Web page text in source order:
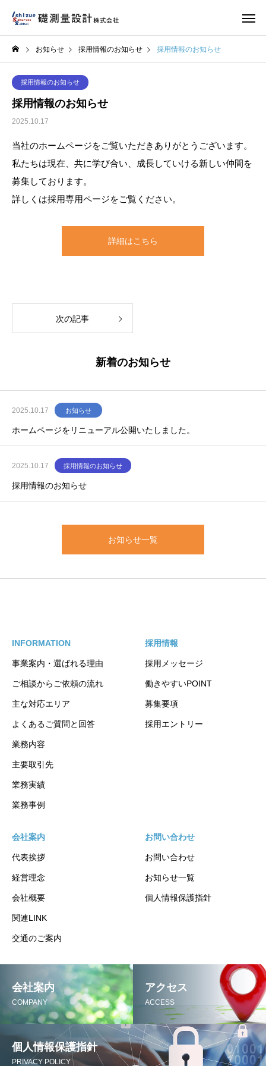
お知らせ 採用情報のお知らせ 採用情報のお知らせ
採用情報のお知らせ
採用情報のお知らせ
2025.10.17
当社のホームページをご覧いただきありがとうございます。
私たちは現在、共に学び合い、成長していける新しい仲間を
募集しております。
詳しくは採用専用ページをご覧ください。
詳細はこちら
次の記事
新着のお知らせ
2025.10.17 お知らせ
ホームページをリニューアル公開いたしました。
2025.10.17 採用情報のお知らせ
採用情報のお知らせ
お知らせ一覧
INFORMATION
事業案内・選ばれる理由
ご相談からご依頼の流れ
主な対応エリア
よくあるご質問と回答
業務内容
主要取引先
業務実績
業務事例
採用情報
採用メッセージ
働きやすいPOINT
募集要項
採用エントリー
会社案内
代表挨拶
経営理念
会社概要
関連LINK
交通のご案内
お問い合わせ
お問い合わせ
お知らせ一覧
個人情報保護指針
会社案内
COMPANY
アクセス
ACCESS
個人情報保護指針
PRIVACY POLICY